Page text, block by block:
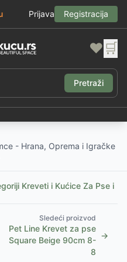
Prijava Registracija
❤️ 🛒
Pretraži
- Hrana, Oprema i Igračke
Kreveti i Kućice Za Pse i
Sledeći proizvod
Pet Line Krevet za pse
Square Beige 90cm 8-
8
→